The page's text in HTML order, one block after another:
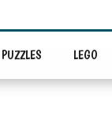
PUZZLES LEGO